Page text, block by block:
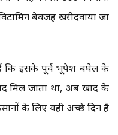
बेवजह खरीदवाया जा
कि इसके पूर्व भूपेश बघेल के
मिल जाता था, अब खाद के
के लिए यही अच्छे दिन है